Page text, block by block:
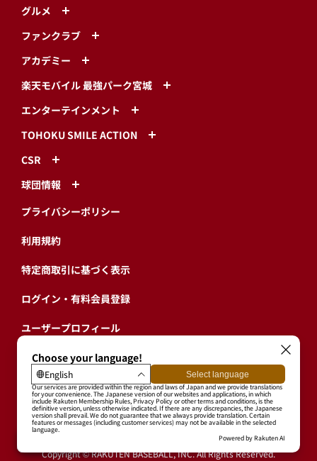
グルメ
ファンクラブ
アカデミー
楽天モバイル 最強パーク宮城
エンターテインメント
TOHOKU SMILE ACTION
CSR
球団情報
プライバシーポリシー
利用規約
特定商取引に基づく表示
ログイン・有料会員登録
ユーザープロフィール
会員情報引継ぎ
退会
東北楽天ゴールデンイーグルス公式サイト
Copyright © RAKUTEN BASEBALL, INC. All Rights Reserved.